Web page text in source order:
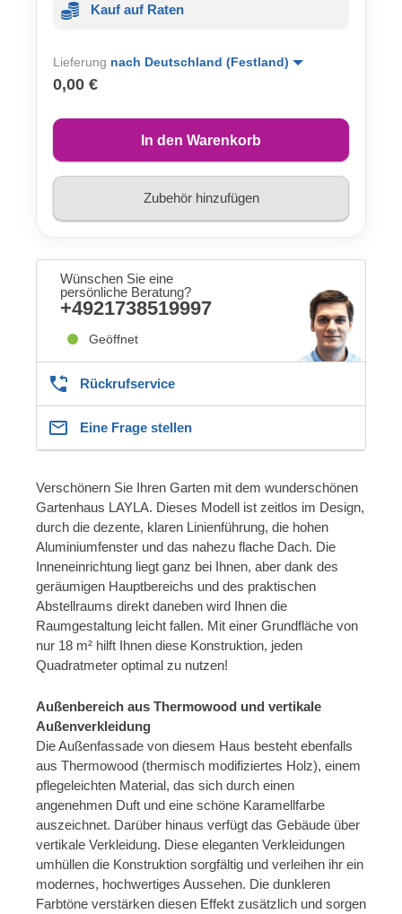
Kauf auf Raten
Lieferung nach Deutschland (Festland)
0,00 €
In den Warenkorb
Zubehör hinzufügen
Wünschen Sie eine
persönliche Beratung?
+4921738519997
Geöffnet
Rückrufservice
Eine Frage stellen
Verschönern Sie Ihren Garten mit dem wunderschönen
Gartenhaus LAYLA. Dieses Modell ist zeitlos im Design,
durch die dezente, klaren Linienführung, die hohen
Aluminiumfenster und das nahezu flache Dach. Die
Inneneinrichtung liegt ganz bei Ihnen, aber dank des
geräumigen Hauptbereichs und des praktischen
Abstellraums direkt daneben wird Ihnen die
Raumgestaltung leicht fallen. Mit einer Grundfläche von
nur 18 m² hilft Ihnen diese Konstruktion, jeden
Quadratmeter optimal zu nutzen!
Außenbereich aus Thermowood und vertikale
Außenverkleidung
Die Außenfassade von diesem Haus besteht ebenfalls
aus Thermowood (thermisch modifiziertes Holz), einem
pflegeleichten Material, das sich durch einen
angenehmen Duft und eine schöne Karamellfarbe
auszeichnet. Darüber hinaus verfügt das Gebäude über
vertikale Verkleidung. Diese eleganten Verkleidungen
umhüllen die Konstruktion sorgfältig und verleihen ihr ein
modernes, hochwertiges Aussehen. Die dunkleren
Farbtöne verstärken diesen Effekt zusätzlich und sorgen